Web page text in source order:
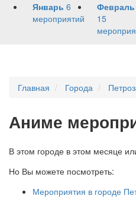
Январь 6
мероприятий
Февраль
15
Главная Города
Аниме
В этом городе в этом месяце
Но Вы можете посмотреть:
Мероприятия в городе